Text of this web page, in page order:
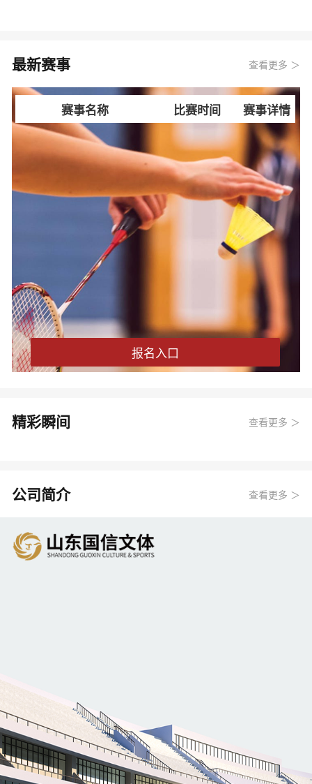
最新赛事 查看更多 ＞
赛事名称 比赛时间 赛事详情
报名入口
精彩瞬间 查看更多 ＞
公司简介 查看更多 ＞